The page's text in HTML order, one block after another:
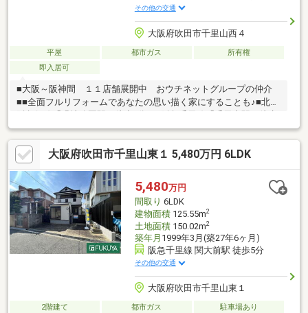
その他の交通
大阪府吹田市千里山西４
平屋 都市ガス
所有権
即入居可
■大阪～阪神間 １１店舗展開中 おウチネットグループの仲介
■■全面フルリフォームであなたの思い描く家にすることも♪■北大
9分！■緑豊かで閑静な住宅地！～周辺環境～・『千里第三小学
校』徒歩9分！・『第一中学校』徒歩11分！・『阪急オアシス服
部緑地店』徒歩8分！・『服部緑地』徒歩13分！お気軽におウチ
ネット吹田店【06-6317-0005】までご連絡ください♪
大阪府吹田市千里山東１ 5,480万円 6LDK
5,480万円
間取り 6LDK
建物面積125.55m2
土地面積150.02m2
築年月 1999年3月(築27年6ヶ月)
阪急千里線 関大前駅 徒歩5分
その他の交通
大阪府吹田市千里山東１
2階建て 都市ガス
駐車場あり